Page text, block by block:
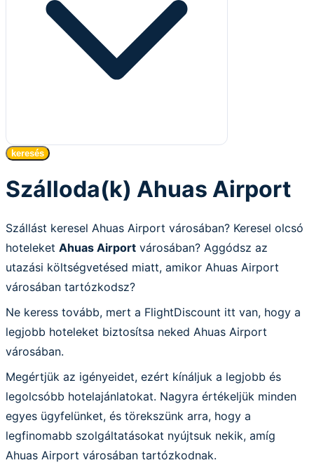
keresés
Szálloda(k) Ahuas Airport
Szállást keresel Ahuas Airport városában? Keresel olcsó
hoteleket Ahuas Airport városában? Aggódsz az
utazási költségvetésed miatt, amikor Ahuas Airport
városában tartózkodsz?
Ne keress tovább, mert a FlightDiscount itt van, hogy a
legjobb hoteleket biztosítsa neked Ahuas Airport
városában.
Megértjük az igényeidet, ezért kínáljuk a legjobb és
legolcsóbb hotelajánlatokat. Nagyra értékeljük minden
egyes ügyfelünket, és törekszünk arra, hogy a
legfinomabb szolgáltatásokat nyújtsuk nekik, amíg
Ahuas Airport városában tartózkodnak.